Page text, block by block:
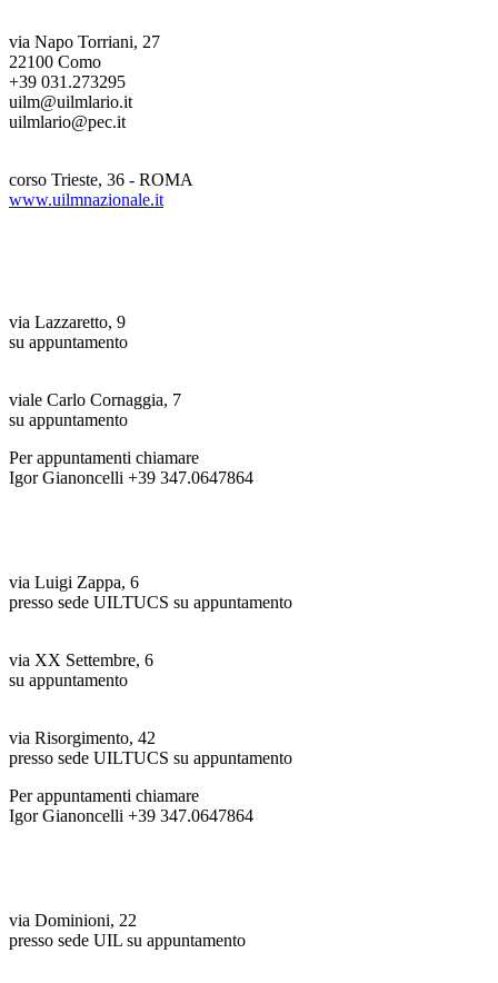
via Napo Torriani, 27
22100 Como
+39 031.273295
uilm@uilmlario.it
uilmlario@pec.it
corso Trieste, 36 - ROMA
www.uilmnazionale.it
via Lazzaretto, 9
su appuntamento
viale Carlo Cornaggia, 7
su appuntamento
Per appuntamenti chiamare
Igor Gianoncelli +39 347.0647864
via Luigi Zappa, 6
presso sede UILTUCS su appuntamento
via XX Settembre, 6
su appuntamento
via Risorgimento, 42
presso sede UILTUCS su appuntamento
Per appuntamenti chiamare
Igor Gianoncelli +39 347.0647864
via Dominioni, 22
presso sede UIL su appuntamento